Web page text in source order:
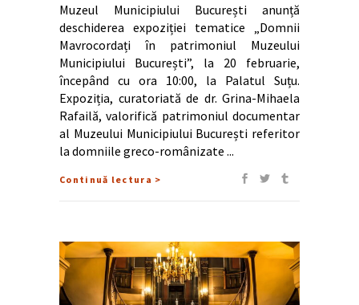
Muzeul Municipiului București anunță
deschiderea expoziției tematice „Domnii
Mavrocordați în patrimoniul Muzeului
Municipiului București”, la 20 februarie,
începând cu ora 10:00, la Palatul Suțu.
Expoziția, curatoriată de dr. Grina-Mihaela
Rafailă, valorifică patrimoniul documentar
al Muzeului Municipiului București referitor
la domniile greco-românizate
Continuă lectura >